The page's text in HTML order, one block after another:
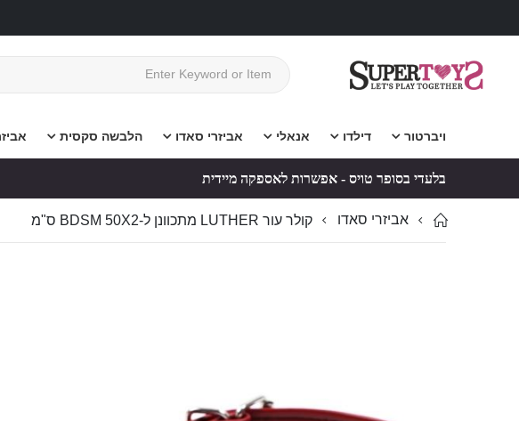
ויברטור דילדו אנאלי אביזרי סאדו הלבשה סקסית
בלעדי בסופר טויס - אפשרות לאספקה מיידית
אביזרי סאדו קולר עור LUTHER מתכוונן ל-BDSM 50X2 ס"מ